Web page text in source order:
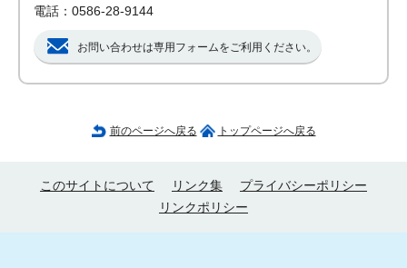
電話：0586-28-9144
お問い合わせは専用フォームをご利用ください。
前のページへ戻る トップページへ戻る
このサイトについて リンク集
プライバシーポリシー
リンクポリシー